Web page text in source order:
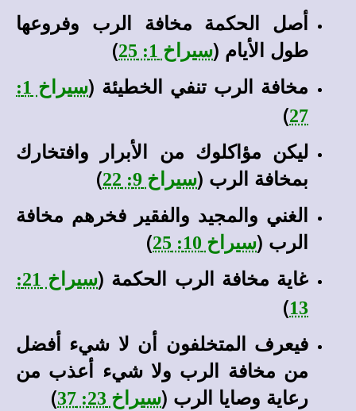
أصل الحكمة مخافة الرب وفروعها
طول الأيام (سيراخ 1: 25
)
مخافة الرب تنفي الخطيئة (
سيراخ 1:
27
)
ليكن مؤاكلوك من الأبرار وافتخارك
بمخافة الرب (سيراخ 9: 22
)
الغني والمجيد والفقير فخرهم مخافة
الرب (سيراخ 10: 25
)
غاية مخافة الرب الحكمة (
سيراخ 21:
13
)
فيعرف المتخلفون أن لا شيء أفضل
من مخافة الرب ولا شيء أعذب من
رعاية وصايا الرب (سيراخ 23: 37
)